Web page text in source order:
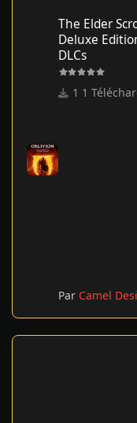
The Elder
Deluxe
DLCs
1
Par Camel